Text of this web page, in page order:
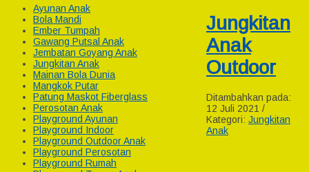
Ayunan Anak
Bola Mandi
Ember Tumpah
Gawang Putsal Anak
Jembatan Goyang Anak
Jungkitan Anak
Mainan Bola Dunia
Mangkok Putar
Patung Maskot Fiberglass
Perosotan Anak
Playground Ayunan
Playground Indoor
Playground Outdoor Anak
Playground Perosotan
Playground Rumah
Jungkitan
Anak
Outdoor
Ditambahkan pada:
12 Juli 2021 /
Kategori: Jungkitan
Anak